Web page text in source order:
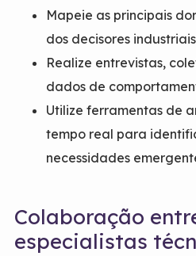
Mapeie as principais
dos decisores
Realize entrevistas,
dados de
Utilize ferramentas de
tempo real para
necessidades
Colaboração
especialistas